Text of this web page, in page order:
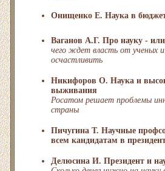
Онищенко Е. Наука в
Ваганов А.Г. Про науку -
чего ждет власть от ученых
осчастливить
Никифоров О. Наука и
выживания
Росатом решает проблемы
страны
Пичугина Т. Научные
всем кандидатам в
Делюсина И. Президент и